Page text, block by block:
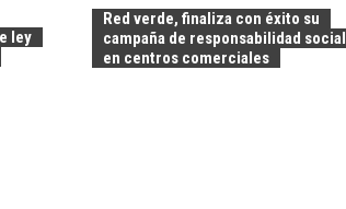
ley
Red verde, finaliza con éxito su
campaña de responsabilidad social
en centros comerciales